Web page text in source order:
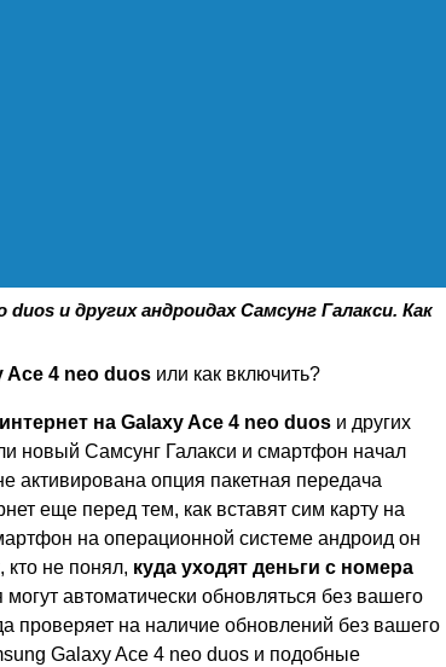
и других андроидах Самсунг Галакси. Как
Ace 4 neo duos или как включить?
на Galaxy Ace 4 neo duos и других
новый Самсунг Галакси и смартфон начал
активирована опция пакетная передача
еще перед тем, как вставят сим карту на
на операционной системе андроид он
кто не понял, куда уходят деньги с номера
автоматически обновляться без вашего
проверяет на наличие обновлений без вашего
Galaxy Ace 4 neo duos и подобные